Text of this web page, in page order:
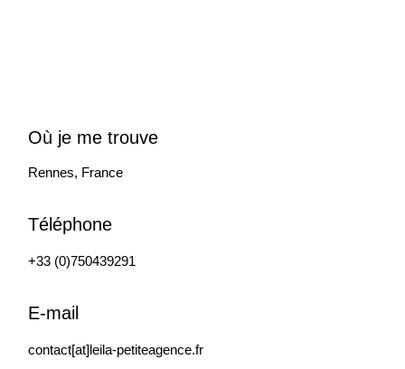
Où je me trouve
Rennes, France
Téléphone
+33 (0)750439291
E-mail
contact[at]leila-petiteagence.fr